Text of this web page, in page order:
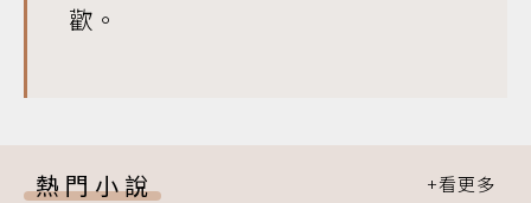
歡。
熱門小說